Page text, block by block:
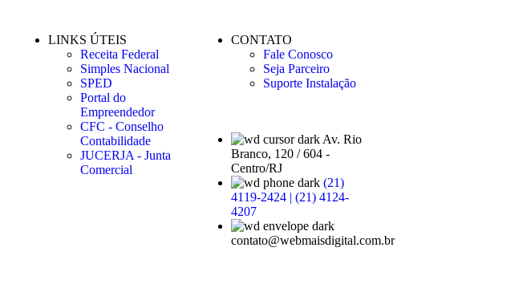
LINKS ÚTEIS
Receita Federal
Simples Nacional
SPED
Portal do
Empreendedor
CFC - Conselho
Contabilidade
JUCERJA - Junta
Comercial
CONTATO
Fale Conosco
Seja Parceiro
Suporte Instalação
Av. Rio
Branco, 120 / 604 -
Centro/RJ
(21)
4119-2424 | (21) 4124-
4207
contato@webmaisdigital.com.br